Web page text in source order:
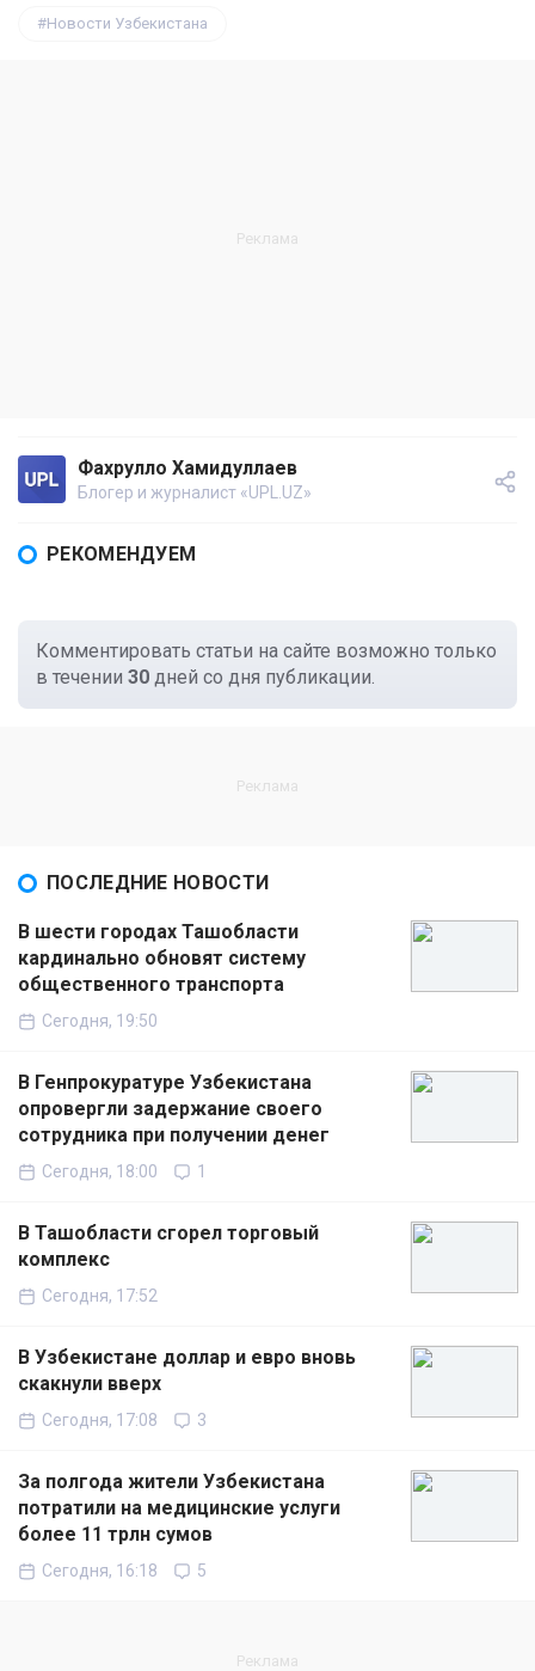
Новости Узбекистана
Фахрулло Хамидуллаев
Блогер и журналист «UPL.UZ»
РЕКОМЕНДУЕМ
Комментировать статьи на сайте возможно только
в течении 30 дней со дня публикации.
ПОСЛЕДНИЕ НОВОСТИ
В шести городах Ташобласти
кардинально обновят систему
общественного транспорта
Сегодня, 19:50
В Генпрокуратуре Узбекистана
опровергли задержание своего
сотрудника при получении денег
Сегодня, 18:00 1
В Ташобласти сгорел торговый
комплекс
Сегодня, 17:52
В Узбекистане доллар и евро вновь
скакнули вверх
Сегодня, 17:08 3
За полгода жители Узбекистана
потратили на медицинские услуги
более 11 трлн сумов
Сегодня, 16:18 5